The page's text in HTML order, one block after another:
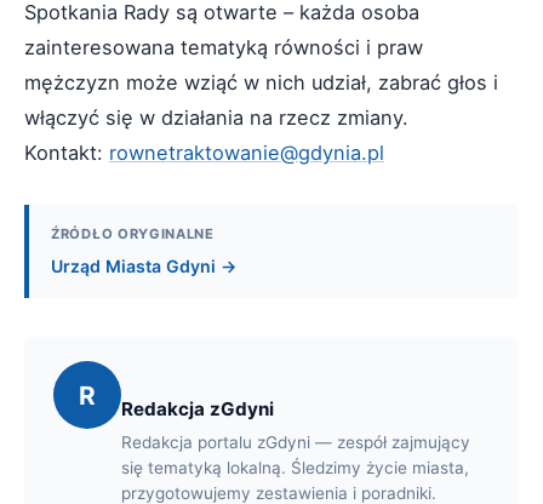
Spotkania Rady są otwarte – każda osoba
zainteresowana tematyką równości i praw
mężczyzn może wziąć w nich udział, zabrać głos i
włączyć się w działania na rzecz zmiany.
Kontakt: rownetraktowanie@gdynia.pl
ŹRÓDŁO ORYGINALNE
Urząd Miasta Gdyni →
R Redakcja zGdyni
Redakcja portalu zGdyni — zespół zajmujący
się tematyką lokalną. Śledzimy życie miasta,
przygotowujemy zestawienia i poradniki.